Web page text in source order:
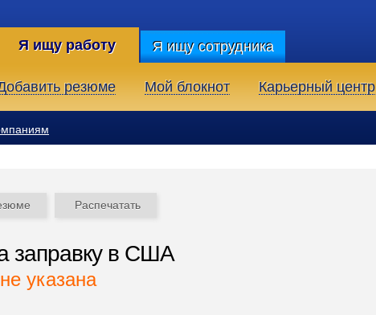
Я ищу работу Я ищу сотрудника
резюме Мой блокнот Карьерный центр
Распечатать
заправку в США
указана